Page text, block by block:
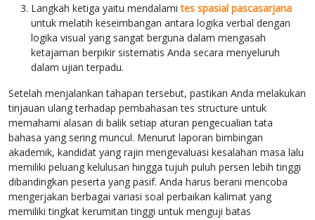
Langkah ketiga yaitu mendalamites spasial pascasarjana
untuk melatih keseimbangan antara logika verbal dengan
logika visual yang sangat berguna dalam mengasah
ketajaman berpikir sistematis Anda secara menyeluruh
dalam ujian terpadu.
Setelah menjalankan tahapan tersebut, pastikan Anda melakukan
tinjauan ulang terhadap pembahasan tes structure untuk
memahami alasan di balik setiap aturan pengecualian tata
bahasa yang sering muncul. Menurut laporan bimbingan
akademik, kandidat yang rajin mengevaluasi kesalahan masa lalu
memiliki peluang kelulusan hingga tujuh puluh persen lebih tinggi
dibandingkan peserta yang pasif. Anda harus berani mencoba
mengerjakan berbagai variasi soal perbaikan kalimat yang
memiliki tingkat kerumitan tinggi untuk menguji batas